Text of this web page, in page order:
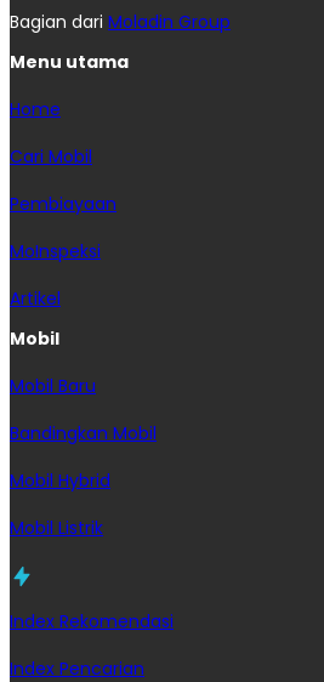
Bagian dari Moladin Group
Menu utama
Home
Cari Mobil
Pembiayaan
MoInspeksi
Artikel
Mobil
Mobil Baru
Bandingkan Mobil
Mobil Hybrid
Mobil Listrik
Index Rekomendasi
Index Pencarian